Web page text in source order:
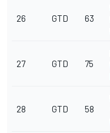
26 GTD 63
27 GTD 75
28 GTD 58